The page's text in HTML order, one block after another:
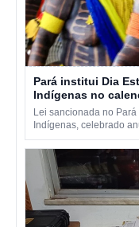
Pará institui Dia
Indígenas no
Lei sancionada no
Indígenas, celebrado